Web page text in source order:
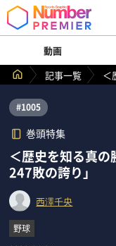
動画
記事一覧
＜
#1005
巻頭特集
＜歴史を知る真の
247敗の誇り」
西澤千央
野球